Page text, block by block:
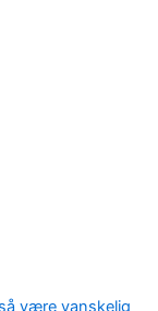
være vanskelig